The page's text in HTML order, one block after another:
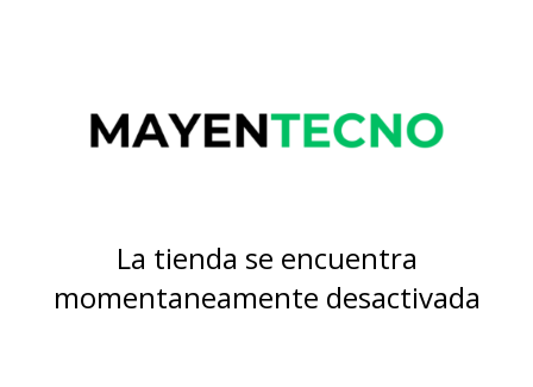
La tienda se encuentra
momentaneamente desactivada